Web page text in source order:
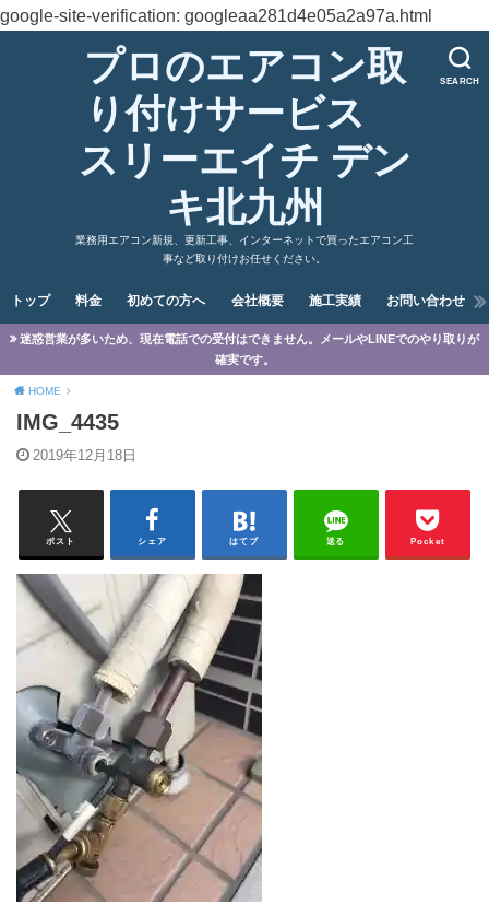
google-site-verification: googleaa281d4e05a2a97a.html
SEARCH
プロのエアコン取
り付けサービス
スリーエイチ デン
キ北九州
業務用エアコン新規、更新工事、インターネットで買ったエアコン工
事など取り付けお任せください。
トップ 料金 初めての方へ 会社概要 施工実績 お問い合わせ
迷惑営業が多いため、現在電話での受付はできません。メールやLINEでのやり取りが
確実です。
HOME
IMG_4435
2019年12月18日
ポスト シェア はてブ 送る Pocket